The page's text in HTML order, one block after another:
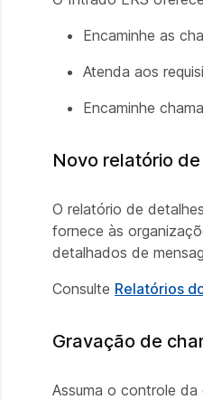
Encaminhe as
Atenda aos
Encaminhe
Novo relatório
O relatório de
fornece às
detalhados de
Consulte Relatórios
Gravação de
Assuma o controle